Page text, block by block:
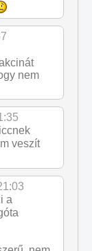
nem
veszít
a